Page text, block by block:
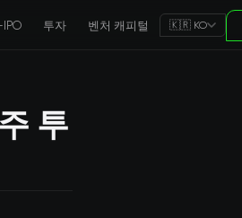
투자 벤처 캐피털 🇰🇷 KO
투